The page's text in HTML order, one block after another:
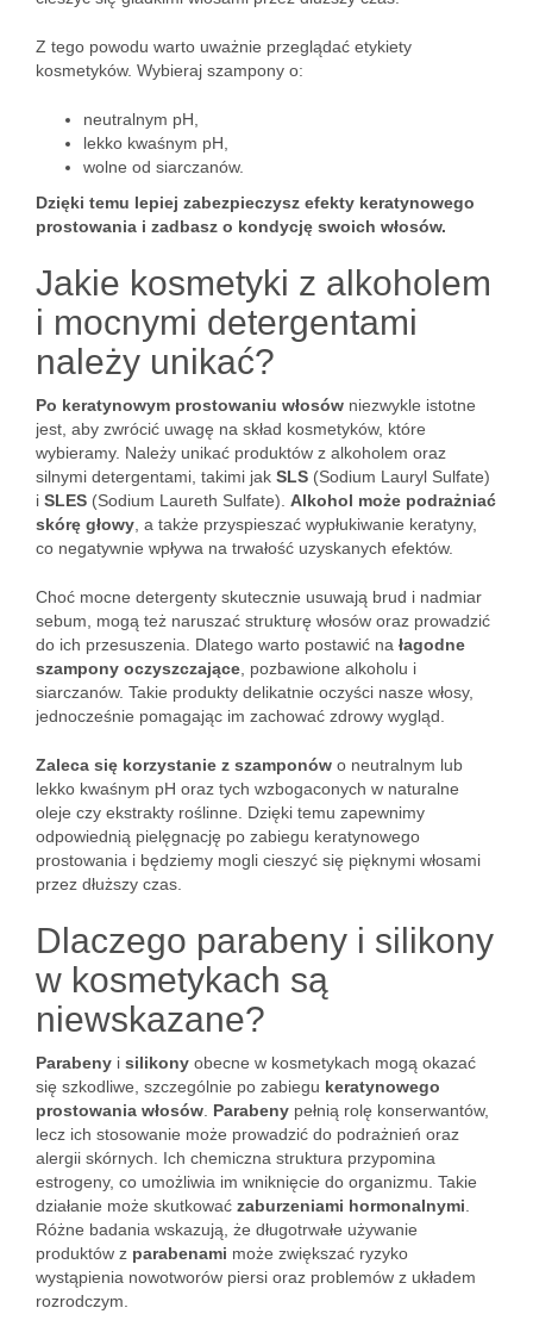
Z tego powodu warto uważnie przeglądać etykiety
kosmetyków. Wybieraj szampony o:
neutralnym pH,
lekko kwaśnym pH,
wolne od siarczanów.
Dzięki temu lepiej zabezpieczysz efekty keratynowego
prostowania i zadbasz o kondycję swoich włosów.
Jakie kosmetyki z alkoholem
i mocnymi detergentami
należy unikać?
Po keratynowym prostowaniu włosów niezwykle istotne
jest, aby zwrócić uwagę na skład kosmetyków, które
wybieramy. Należy unikać produktów z alkoholem oraz
silnymi detergentami, takimi jak SLS (Sodium Lauryl Sulfate)
i SLES (Sodium Laureth Sulfate). Alkohol może podrażniać
skórę głowy , a także przyspieszać wypłukiwanie keratyny,
co negatywnie wpływa na trwałość uzyskanych efektów.
Choć mocne detergenty skutecznie usuwają brud i nadmiar
sebum, mogą też naruszać strukturę włosów oraz prowadzić
do ich przesuszenia. Dlatego warto postawić na łagodne
szampony oczyszczające , pozbawione alkoholu i
siarczanów. Takie produkty delikatnie oczyści nasze włosy,
jednocześnie pomagając im zachować zdrowy wygląd.
Zaleca się korzystanie z szamponów o neutralnym lub
lekko kwaśnym pH oraz tych wzbogaconych w naturalne
oleje czy ekstrakty roślinne. Dzięki temu zapewnimy
odpowiednią pielęgnację po zabiegu keratynowego
prostowania i będziemy mogli cieszyć się pięknymi włosami
przez dłuższy czas.
Dlaczego parabeny i silikony
w kosmetykach są
niewskazane?
Parabeny i silikony obecne w kosmetykach mogą okazać
się szkodliwe, szczególnie po zabiegu keratynowego
prostowania włosów Parabeny pełnią rolę konserwantów,
lecz ich stosowanie może prowadzić do podrażnień oraz
alergii skórnych. Ich chemiczna struktura przypomina
estrogeny, co umożliwia im wniknięcie do organizmu. Takie
działanie może skutkować zaburzeniami hormonalnymi
Różne badania wskazują, że długotrwałe używanie
produktów z parabenami może zwiększać ryzyko
wystąpienia nowotworów piersi oraz problemów z układem
rozrodczym.